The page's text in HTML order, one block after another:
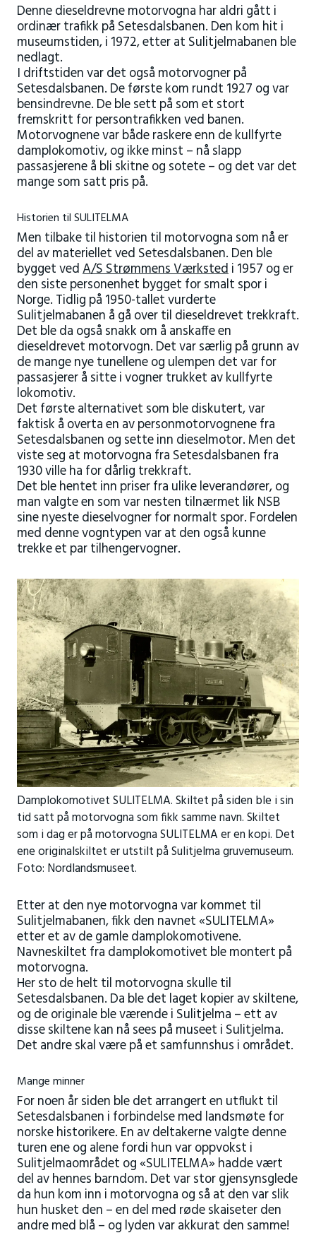
Denne dieseldrevne motorvogna har aldri gått i
ordinær trafikk på Setesdalsbanen. Den kom hit i
museumstiden, i 1972, etter at Sulitjelmabanen ble
nedlagt.
I driftstiden var det også motorvogner på
Setesdalsbanen. De første kom rundt 1927 og var
bensindrevne. De ble sett på som et stort
fremskritt for persontrafikken ved banen.
Motorvognene var både raskere enn de kullfyrte
damplokomotiv, og ikke minst – nå slapp
passasjerene å bli skitne og sotete – og det var det
mange som satt pris på.
Historien til SULITELMA
Men tilbake til historien til motorvogna som nå er
del av materiellet ved Setesdalsbanen. Den ble
bygget vedA/S Strømmens Værkstedi 1957 og er
den siste personenhet bygget for smalt spor i
Norge. Tidlig på 1950-tallet vurderte
Sulitjelmabanen å gå over til dieseldrevet trekkraft.
Det ble da også snakk om å anskaffe en
dieseldrevet motorvogn. Det var særlig på grunn av
de mange nye tunellene og ulempen det var for
passasjerer å sitte i vogner trukket av kullfyrte
lokomotiv.
Det første alternativet som ble diskutert, var
faktisk å overta en av personmotorvognene fra
Setesdalsbanen og sette inn dieselmotor. Men det
viste seg at motorvogna fra Setesdalsbanen fra
1930 ville ha for dårlig trekkraft.
Det ble hentet inn priser fra ulike leverandører, og
man valgte en som var nesten tilnærmet lik NSB
sine nyeste dieselvogner for normalt spor. Fordelen
med denne vogntypen var at den også kunne
trekke et par tilhengervogner.
Damplokomotivet SULITELMA. Skiltet på siden ble i sin
tid satt på motorvogna som fikk samme navn. Skiltet
som i dag er på motorvogna SULITELMA er en kopi. Det
ene originalskiltet er utstilt på Sulitjelma gruvemuseum.
Foto: Nordlandsmuseet.
Etter at den nye motorvogna var kommet til
Sulitjelmabanen, fikk den navnet «SULITELMA»
etter et av de gamle damplokomotivene.
Navneskiltet fra damplokomotivet ble montert på
motorvogna.
Her sto de helt til motorvogna skulle til
Setesdalsbanen. Da ble det laget kopier av skiltene,
og de originale ble værende i Sulitjelma – ett av
disse skiltene kan nå sees på museet i Sulitjelma.
Det andre skal være på et samfunnshus i området.
Mange minner
For noen år siden ble det arrangert en utflukt til
Setesdalsbanen i forbindelse med landsmøte for
norske historikere. En av deltakerne valgte denne
turen ene og alene fordi hun var oppvokst i
Sulitjelmaområdet og «SULITELMA» hadde vært
del av hennes barndom. Det var stor gjensynsglede
da hun kom inn i motorvogna og så at den var slik
hun husket den – en del med røde skaiseter den
andre med blå – og lyden var akkurat den samme!